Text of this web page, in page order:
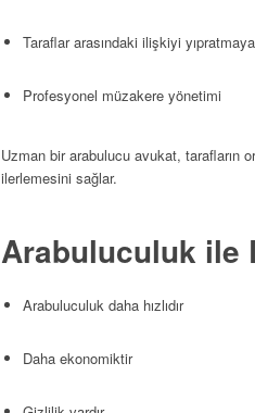
Taraflar arasındaki ilişkiyi
Profesyonel müzakere yönetimi
Uzman bir arabulucu avukat, tarafların
ilerlemesini sağlar.
Arabuluculuk ile
Arabuluculuk daha hızlıdır
Daha ekonomiktir